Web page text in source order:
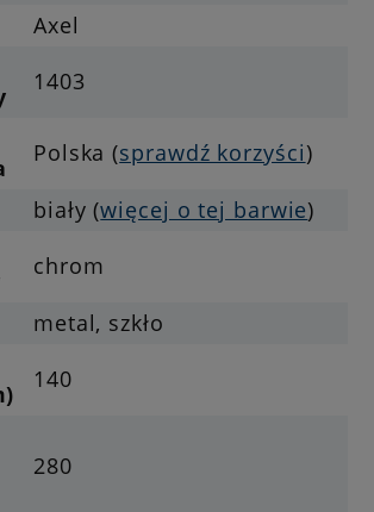
Axel
1403
Polska (sprawdź korzyści)
biały (więcej o tej barwie)
chrom
metal, szkło
140
280